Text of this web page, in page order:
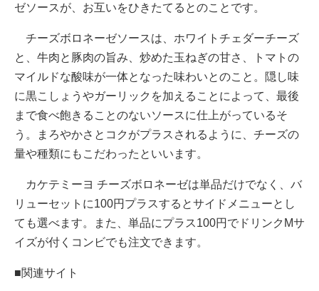
ゼソースが、お互いをひきたてるとのことです。
チーズボロネーゼソースは、ホワイトチェダーチーズ
と、牛肉と豚肉の旨み、炒めた玉ねぎの甘さ、トマトの
マイルドな酸味が一体となった味わいとのこと。隠し味
に黒こしょうやガーリックを加えることによって、最後
まで食べ飽きることのないソースに仕上がっているそ
う。まろやかさとコクがプラスされるように、チーズの
量や種類にもこだわったといいます。
カケテミーヨ チーズボロネーゼは単品だけでなく、バ
リューセットに100円プラスするとサイドメニューとし
ても選べます。また、単品にプラス100円でドリンクMサ
イズが付くコンビでも注文できます。
■関連サイト